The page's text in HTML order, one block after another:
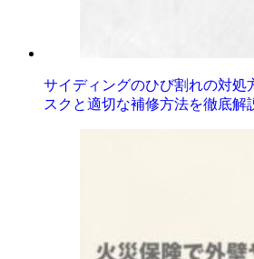
サイディングのひび割れの対処
スクと適切な補修方法を徹底解